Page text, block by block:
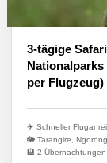
3-tägige
per Flugzeug)
✈️ Schneller
🐘 Tarangire,
🏨 2